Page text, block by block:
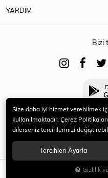
YARDIM
Bizi
© 2021
Size daha iyi hizmet verebilmek
kullanılmaktadır. Çerez
dilerseniz tercihlerinizi
Tercihleri Ayarla
Gizlilik